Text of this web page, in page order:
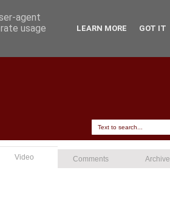
Video Comments Archive
agent
usage
LEARN MORE GOT IT